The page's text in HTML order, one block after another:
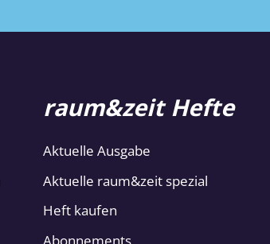
raum&zeit Hefte
Aktuelle Ausgabe
Aktuelle raum&zeit spezial
Heft kaufen
Abonnements